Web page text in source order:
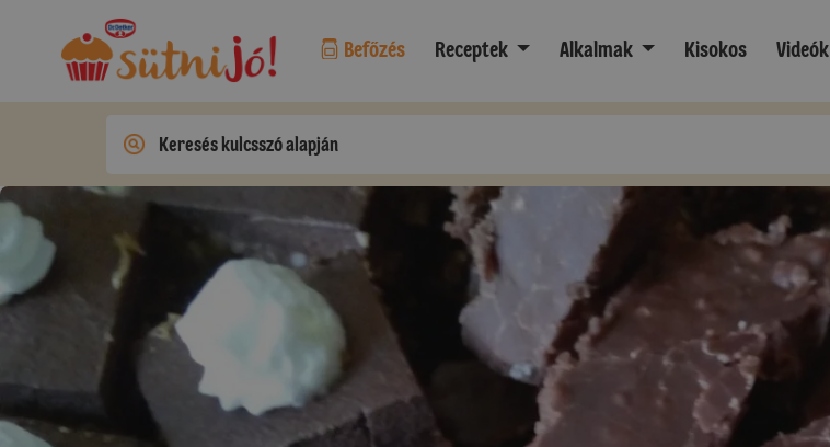
Befőzés Receptek Alkalmak Kisokos Videók